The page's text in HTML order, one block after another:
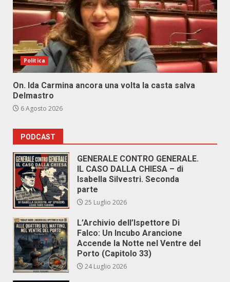
Politica
On. Ida Carmina ancora una volta la casta salva
Delmastro
6 Agosto 2026
PODCAST
GENERALE CONTRO GENERALE.
IL CASO DALLA CHIESA – di
Isabella Silvestri. Seconda
parte
25 Luglio 2026
L’Archivio dell’Ispettore Di
Falco: Un Incubo Arancione
Accende la Notte nel Ventre del
Porto (Capitolo 33)
24 Luglio 2026